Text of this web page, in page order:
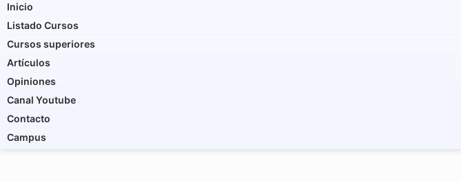
Inicio
Listado Cursos
Cursos superiores
Artículos
Opiniones
Canal Youtube
Contacto
Campus